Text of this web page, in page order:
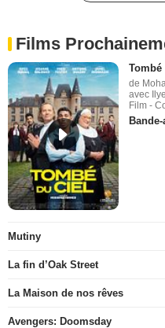
Films
de
avec
Film -
Mutiny
La fin d’Oak Street
La Maison de nos rêves
Avengers: Doomsday